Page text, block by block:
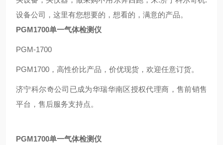
设备公司，这里有您想要的，想看的，满意的产品。
PGM1700单一气体检测仪
PGM-1700
PGM1700，高性价比产品，价优现货，欢迎任意订货。
济宁科尔奇公司已成为华瑞华南区授权代理商，售前销售
平台，售后服务支持点。
PGM1700单一气体检测仪